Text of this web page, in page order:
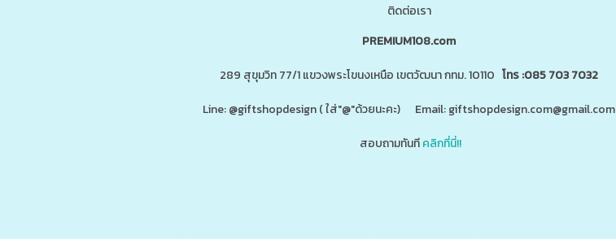
ติดต่อเรา
PREMIUM108.com
289 สุขุมวิท 77/1 แขวงพระโขนงเหนือ เขตวัฒนา กทม. 10110 โทร :085 703 7032
Line: @giftshopdesign ( ใส่"@"ด้วยนะคะ) Email: giftshopdesign.com@gmail.com
สอบถามทันทีคลิกที่นี่!!